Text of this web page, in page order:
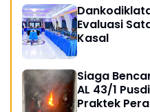
Evaluasi
Kasal
Siaga
AL 43/1
Praktek